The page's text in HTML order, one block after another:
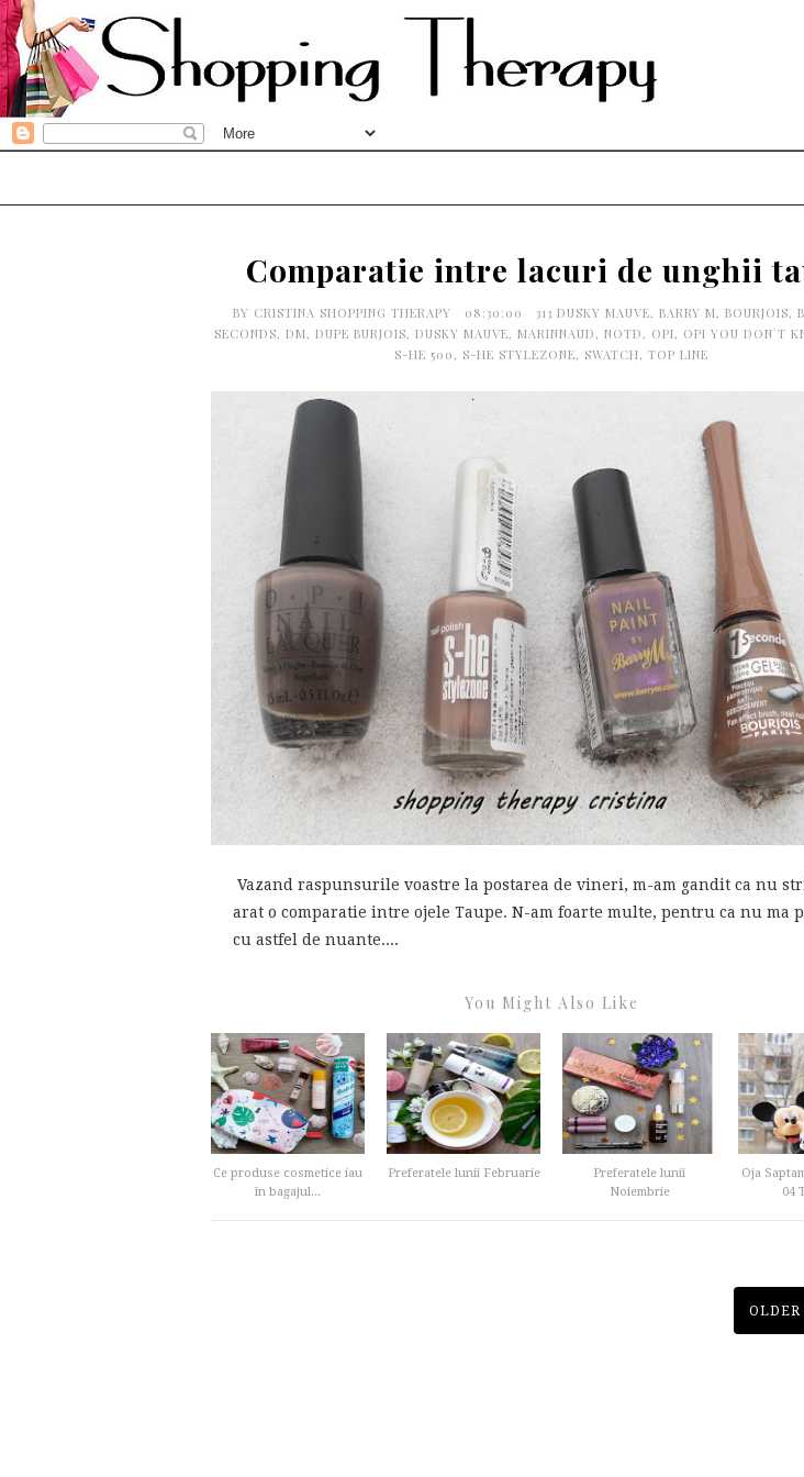
Comparatie intre lacuri de unghii
BY CRISTINA SHOPPING THERAPY 08:30:00 313 DUSKY MAUVE, BARRY M, BOURJOIS,
SECONDS, DM, DUPE BURJOIS, DUSKY MAUVE, MARINNAUD, NOTD, OPI, OPI YOU DON`T
S-HE 500, S-HE STYLEZONE, SWATCH, TOP LINE
Vazand raspunsurile voastre la postarea de vineri, m-am gandit ca nu
arat o comparatie intre ojele Taupe. N-am foarte multe, pentru ca nu ma
cu astfel de nuante....
You Might Also Like
Ce produse cosmetice iau
în bagajul...
Preferatele lunii Februarie
Preferatele lunii
Noiembrie
Oja
04
OLDER